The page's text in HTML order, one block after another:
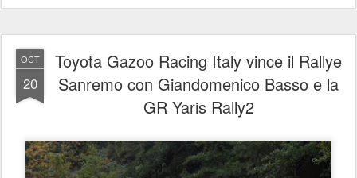
OCT
20
Toyota Gazoo Racing Italy vince il Rallye
Sanremo con Giandomenico Basso e la
GR Yaris Rally2